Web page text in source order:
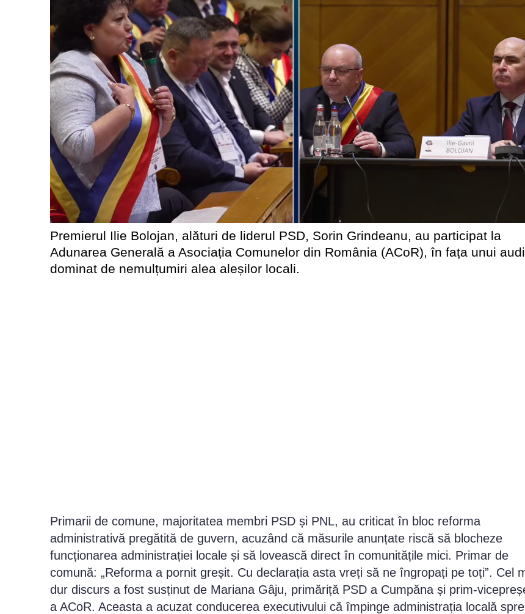
Premierul Ilie Bolojan, alături de liderul PSD, Sorin Grindeanu, au participat la
Adunarea Generală a Asociația Comunelor din România (ACoR), în fața unui
dominat de nemulțumiri alea aleșilor locali.
Primarii de comune, majoritatea membri PSD și PNL, au criticat în bloc reforma
administrativă pregătită de guvern, acuzând că măsurile anunțate riscă să blocheze
funcționarea administrației locale și să lovească direct în comunitățile mici. Primar de
comună: „Reforma a pornit greșit. Cu declarația asta vreți să ne îngropați pe toți”. Cel
dur discurs a fost susținut de Mariana Gâju, primăriță PSD a Cumpăna și prim-
a ACoR. Aceasta a acuzat conducerea executivului că împinge administrația locală spre